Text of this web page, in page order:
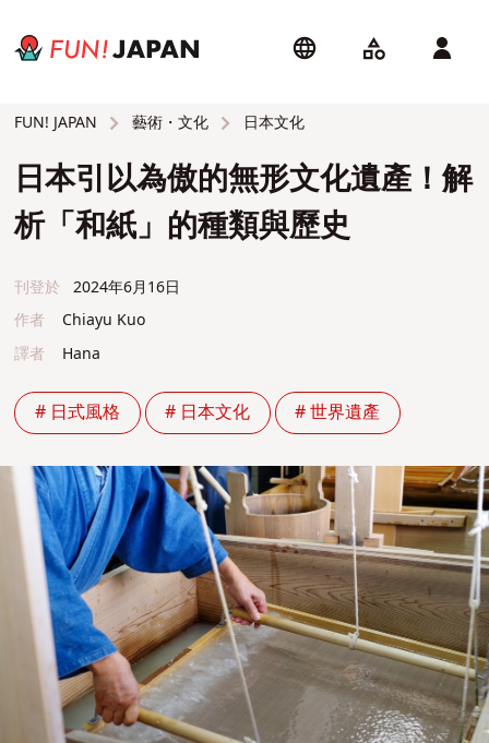
FUN! JAPAN 藝術・文化 日本文化
日本引以為傲的無形文化遺產！解
析「和紙」的種類與歷史
刊登於
2024年6月16日
作者
Chiayu Kuo
譯者
Hana
# 日式風格 # 日本文化 # 世界遺產